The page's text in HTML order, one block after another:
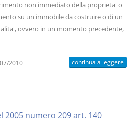
non immediato della proprieta' o
su un immobile da costruire o di un
ovvero in un momento precedente,
2010 continua a leggere
2005 numero 209 art. 140